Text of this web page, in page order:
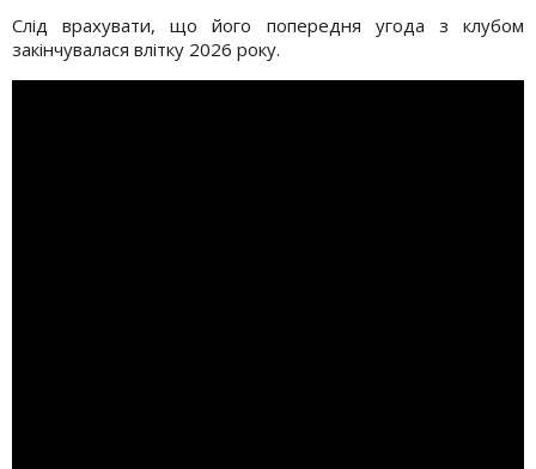
Слід врахувати, що його попередня угода з клубом
закінчувалася влітку 2026 року.